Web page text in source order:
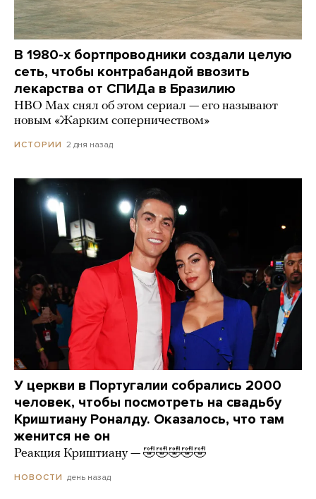
В 1980-х бортпроводники создали целую
сеть, чтобы контрабандой ввозить
лекарства от СПИДа в Бразилию
HBO Max снял об этом сериал — его называют
новым «Жарким соперничеством»
ИСТОРИИ 2 дня назад
У церкви в Португалии собрались 2000
человек, чтобы посмотреть на свадьбу
Криштиану Роналду. Оказалось, что там
женится не он
Реакция Криштиану — 🤣🤣🤣🤣🤣
НОВОСТИ день назад